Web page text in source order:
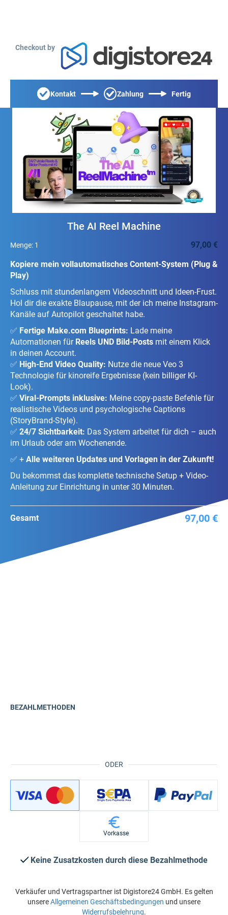
Checkout by
Kontakt Zahlung Fertig
The AI Reel Machine
Menge: 1
97,00 €
Kopiere mein vollautomatisches Content-System (Plug &
Play)
Schluss mit stundenlangem Videoschnitt und Ideen-Frust.
Hol dir die exakte Blaupause, mit der ich meine Instagram-
Kanäle auf Autopilot geschaltet habe.
✅ Fertige Make.com Blueprints: Lade meine
Automationen für Reels UND Bild-Posts mit einem Klick
in deinen Account.
✅ High-End Video Quality: Nutze die neue Veo 3
Technologie für kinoreife Ergebnisse (kein billiger KI-
Look).
✅ Viral-Prompts inklusive: Meine copy-paste Befehle für
realistische Videos und psychologische Captions
(StoryBrand-Style).
✅ 24/7 Sichtbarkeit: Das System arbeitet für dich – auch
im Urlaub oder am Wochenende.
✅ + Alle weiteren Updates und Vorlagen in der Zukunft!
Du bekommst das komplette technische Setup + Video-
Anleitung zur Einrichtung in unter 30 Minuten.
Gesamt 97,00 €
ODER
BEZAHLMETHODEN
Vorkasse
Keine Zusatzkosten durch diese Bezahlmethode
Verkäufer und Vertragspartner ist Digistore24 GmbH. Es gelten
unsereAllgemeinen Geschäftsbedingungen und unsere
Widerrufsbelehrung.